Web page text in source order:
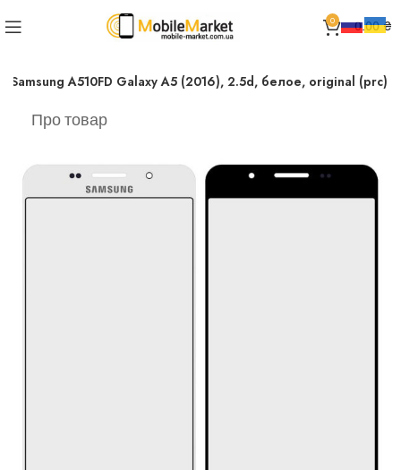
0 0.00₴
Samsung A510FD Galaxy A5 (2016), 2.5d, белое, original (prc)
Про товар